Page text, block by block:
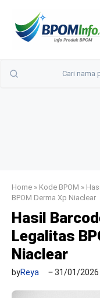
Home » Kode BPOM »
BPOM Derma Xp Niaclear
Hasil
Legalitas
Niaclear
byReya 31/01/2026